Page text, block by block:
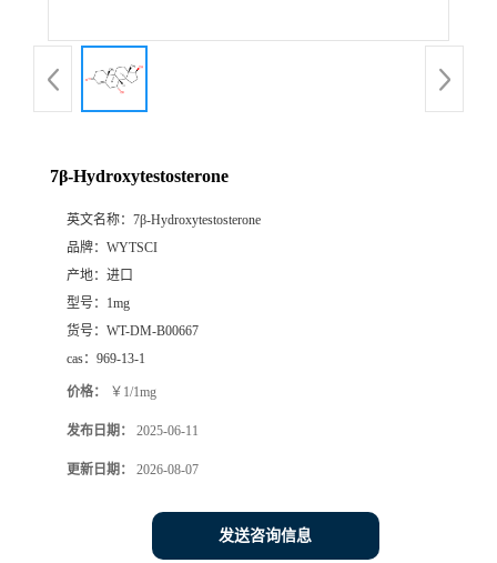
7β-Hydroxytestosterone
英文名称： 7β-Hydroxytestosterone
品牌： WYTSCI
产地： 进口
型号： 1mg
货号： WT-DM-B00667
cas： 969-13-1
价格： ￥1/1mg
发布日期： 2025-06-11
更新日期： 2026-08-07
发送咨询信息